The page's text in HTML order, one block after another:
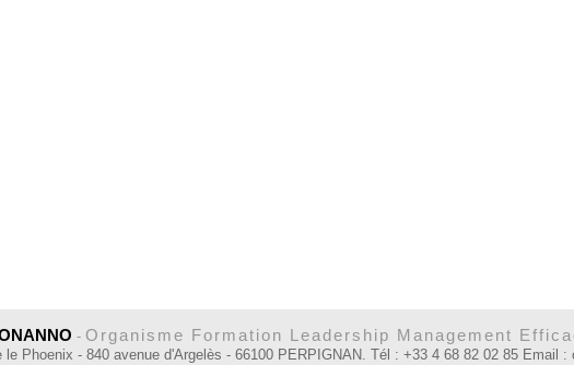
- Organisme Formation Leadership Management
le Phoenix - 840 avenue d'Argelès - 66100 PERPIGNAN. Tél : +33 4 68 82 02 85 Email :